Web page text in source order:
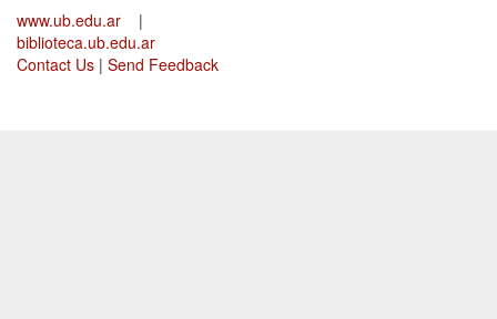
www.ub.edu.ar
|
biblioteca.ub.edu.ar
Contact Us | Send Feedback